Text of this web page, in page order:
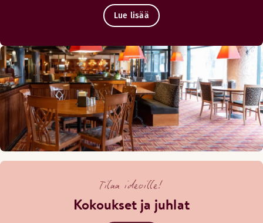
Lue lisää
Tilaa ideoille!
Kokoukset ja juhlat